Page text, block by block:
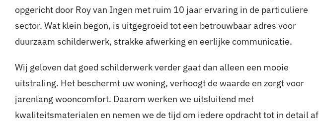
opgericht door Roy van Ingen met ruim 10 jaar ervaring in de particuliere
sector. Wat klein begon, is uitgegroeid tot een betrouwbaar adres voor
duurzaam schilderwerk, strakke afwerking en eerlijke communicatie.
Wij geloven dat goed schilderwerk verder gaat dan alleen een mooie
uitstraling. Het beschermt uw woning, verhoogt de waarde en zorgt voor
jarenlang wooncomfort. Daarom werken we uitsluitend met
kwaliteitsmaterialen en nemen we de tijd om iedere opdracht tot in detail af